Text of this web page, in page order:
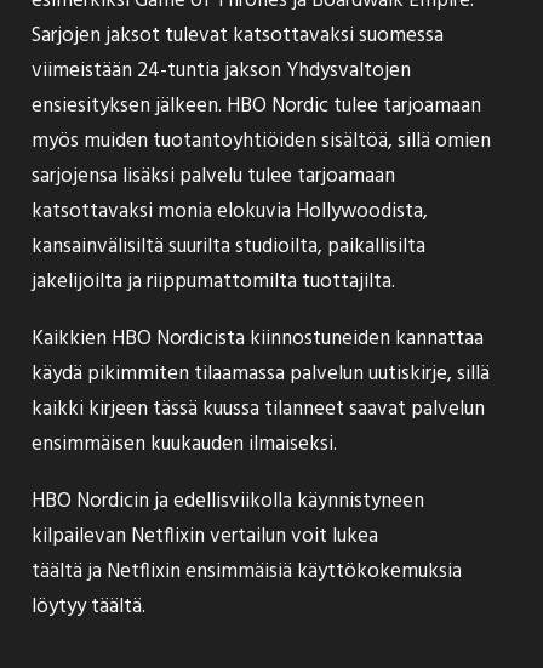
Sarjojen jaksot tulevat katsottavaksi suomessa
viimeistään 24-tuntia jakson Yhdysvaltojen
ensiesityksen jälkeen. HBO Nordictulee tarjoamaan
myös muiden tuotantoyhtiöiden sisältöä, sillä omien
sarjojensa lisäksi palvelu tulee tarjoamaan
katsottavaksi monia elokuvia Hollywoodista,
kansainvälisiltä suurilta studioilta, paikallisilta
jakelijoilta ja riippumattomilta tuottajilta.
Kaikkien HBO Nordicista kiinnostuneiden kannattaa
käydä pikimmiten tilaamassa palvelunuutiskirje, sillä
kaikki kirjeen tässä kuussa tilanneetsaavat palvelun
ensimmäisen kuukauden ilmaiseksi.
HBO Nordicin ja edellisviikolla käynnistyneen
kilpailevan Netflixinvertailun voit lukea
täältäja Netflixin ensimmäisiä käyttökokemuksia
löytyytäältä.